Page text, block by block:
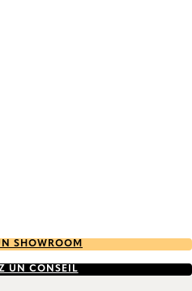
SHOWROOM
UN CONSEIL